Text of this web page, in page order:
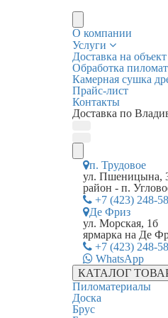
О компании
Услуги
Доставка на объект
Обработка
Камерная сушка
Прайс-лист
Контакты
Доставка по
п. Трудовое
ул. Пшеницына,
район - п.
+7 (423) 248-
Де Фриз
ул. Морская, 1б
ярмарка на Де
+7 (423) 248-
WhatsApp
КАТАЛОГ
Пиломатериалы
Доска
Брус